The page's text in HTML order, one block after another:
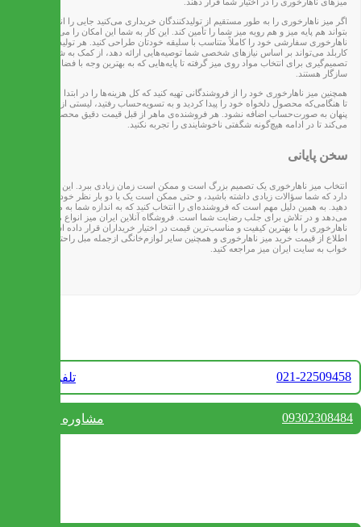
میزهای ناهارخوری را در اختیار شما قرار دهند.
اگر میز ناهارخوری را به طور مستقیم از تولیدکنندگان خریداری می‌کنید جایی را انتخاب کنید که
بتواند هم پایه میز و هم رویه میز شما را تأمین کند. این کار به شما این امکان را می‌دهد که میز
ناهارخوری سفارشی خود را کاملاً متناسب با سلیقه خودتان طراحی کنید. هر تولیدکننده‌ی
کاربلد می‌تواند بر اساس نیازهای شخصی شما توصیه‌هایی ارائه دهد، از کمک به شما در
تصمیم‌گیری برای انتخاب مواد روی میز گرفته تا پایه‌هایی که به بهترین وجه با فضای شما
سازگار هستند.
همچنین میز ناهارخوری خود را از فروشندگانی تهیه کنید که کل هزینه‌ها را در ابتدا ارائه می‌کنند
تا هنگامی‌که محصول دلخواه خود را پیدا کردید و به تسویه‌حساب رفتید، لیستی از هزینه‌های
پنهان به صورت‌حساب اضافه نشود. هر فروشنده‌ی ماهر از قبل قیمت دقیق محصول را ارائه
می‌کند تا در ادامه هیچ‌گونه شگفتی ناخوشایندی را تجربه نکنید.
سخن پایانی
انتخاب میز ناهارخوری یک تصمیم بزرگ است و ممکن است زمان زیادی ببرد. این احتمال وجود
دارد که شما سؤالات زیادی داشته باشید، و حتی ممکن است یک یا دو بار نظر خود را تغییر
دهید. به همین دلیل مهم است که فروشنده‌ای را انتخاب کنید که به اندازه شما به میزتان اهمیت
می‌دهد و در تلاش برای جلب رضایت شما است. فروشگاه آنلاین ایران میز انواع میزهای
ناهارخوری را با بهترین کیفیت و مناسب‌ترین قیمت در اختیار خریداران قرار داده است. برای
اطلاع از قیمت خرید میز ناهارخوری و همچنین سایر لوازم‌خانگی ازجمله مبل راحتی و تخت
خواب به سایت ایران میز مراجعه کنید.
تلفن فروش 021-22509458
مشاوره واتس آپ 09302308484